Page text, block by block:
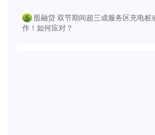
5 股融贷 双节期间超三成服务区充电桩
作！如何应对？